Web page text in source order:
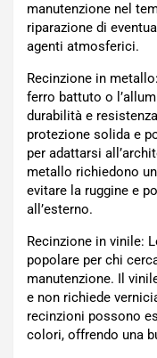
manutenzione nel
riparazione di
agenti atmosferici.
Recinzione in
ferro battuto o
durabilità e
protezione solida e
per adattarsi
metallo richiedono
evitare la ruggine e
all’esterno.
Recinzione in vinile:
popolare per chi
manutenzione. Il
e non richiede
recinzioni possono
colori, offrendo una